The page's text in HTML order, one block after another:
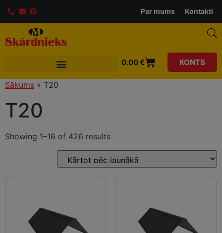
Par mums Kontakti
0.00€ KONTS
Sākums » T20
T20
Showing 1–16 of 426 results